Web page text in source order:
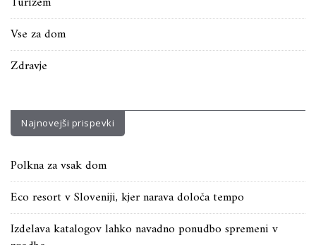
Vse za dom
Zdravje
Najnovejši prispevki
Polkna za vsak dom
Eco resort v Sloveniji, kjer narava določa tempo
Izdelava katalogov lahko navadno ponudbo spremeni v